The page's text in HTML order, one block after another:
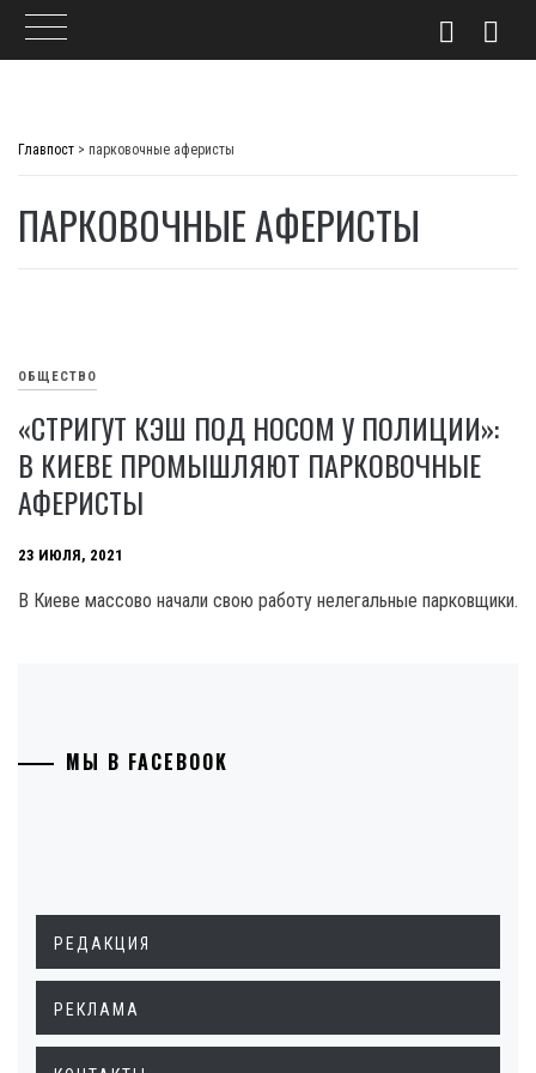
Главпост > парковочные аферисты
ПАРКОВОЧНЫЕ АФЕРИСТЫ
ОБЩЕСТВО
«СТРИГУТ КЭШ ПОД НОСОМ У ПОЛИЦИИ»:
В КИЕВЕ ПРОМЫШЛЯЮТ ПАРКОВОЧНЫЕ
АФЕРИСТЫ
23 ИЮЛЯ, 2021
В Киеве массово начали свою работу нелегальные парковщики.
МЫ В FACEBOOK
РЕДАКЦИЯ
РЕКЛАМА